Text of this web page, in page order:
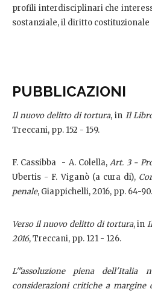
profili interdisciplinari che
sostanziale, il diritto costituzionale
PUBBLICAZIONI
Il nuovo delitto di tortura, in Il
Treccani, pp. 152 - 159.
F. Cassibba - A. Colella,Art. 3 -
Ubertis - F. Viganò (a cura di),
penale, Giappichelli, 2016, pp. 64-90.
Verso il nuovo delitto di tortura, in
2016, Treccani, pp. 121 - 126.
L'"assoluzione piena dell'Italia
considerazioni critiche a margine